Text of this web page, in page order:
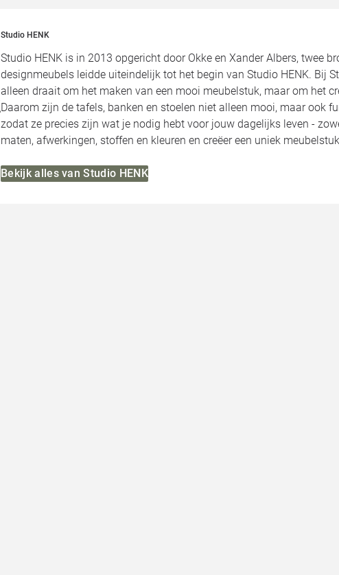
Studio HENK
Studio HENK is in 2013 opgericht door Okke en Xander Albers, twee
designmeubels leidde uiteindelijk tot het begin van Studio HENK. Bij
alleen draait om het maken van een mooi meubelstuk, maar om het
Daarom zijn de tafels, banken en stoelen niet alleen mooi, maar ook
zodat ze precies zijn wat je nodig hebt voor jouw dagelijks leven -
maten, afwerkingen, stoffen en kleuren en creëer een uniek
Bekijk alles van Studio HENK